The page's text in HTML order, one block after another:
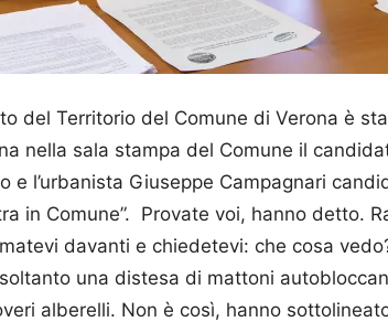
del Territorio del Comune di Verona è
nella sala stampa del Comune il
e l’urbanista Giuseppe Campagnari
in Comune”. Provate voi, hanno detto.
davanti e chiedetevi: che cosa
una distesa di mattoni
alberelli. Non è così, hanno